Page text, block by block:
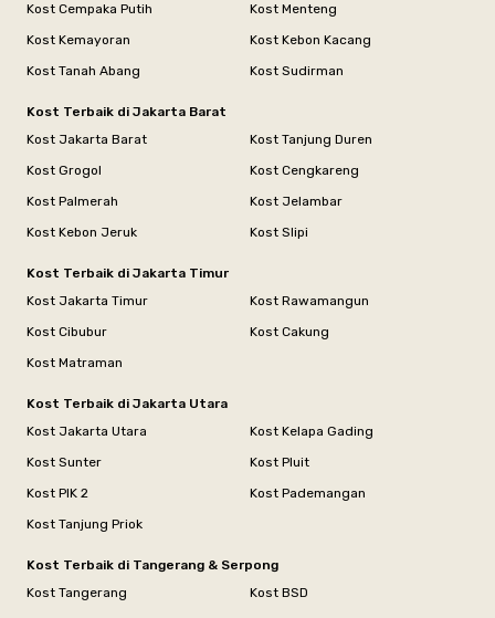
Kost Cempaka Putih
Kost Menteng
Kost Kemayoran
Kost Kebon Kacang
Kost Tanah Abang
Kost Sudirman
Kost Terbaik di Jakarta Barat
Kost Jakarta Barat
Kost Tanjung Duren
Kost Grogol
Kost Cengkareng
Kost Palmerah
Kost Jelambar
Kost Kebon Jeruk
Kost Slipi
Kost Terbaik di Jakarta Timur
Kost Jakarta Timur
Kost Rawamangun
Kost Cibubur
Kost Cakung
Kost Matraman
Kost Terbaik di Jakarta Utara
Kost Jakarta Utara
Kost Kelapa Gading
Kost Sunter
Kost Pluit
Kost PIK 2
Kost Pademangan
Kost Tanjung Priok
Kost Terbaik di Tangerang & Serpong
Kost Tangerang
Kost BSD